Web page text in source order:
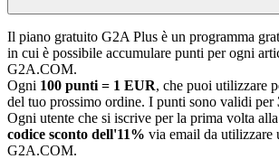
Il piano gratuito G2A Plus è un programma
in cui è possibile accumulare punti per ogni
G2A.COM.
Ogni 100 punti = 1 EUR, che puoi utilizzare
del tuo prossimo ordine. I punti sono validi per
Ogni utente che si iscrive per la prima volta
codice sconto dell'11% via email da utilizzare
G2A.COM.